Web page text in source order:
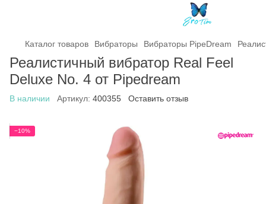
Каталог товаров Вибраторы Вибраторы PipeDream
Реалистичный вибратор Real Feel
Deluxe No. 4 от Pipedream
В наличии Артикул: 400355 Оставить отзыв
−10%